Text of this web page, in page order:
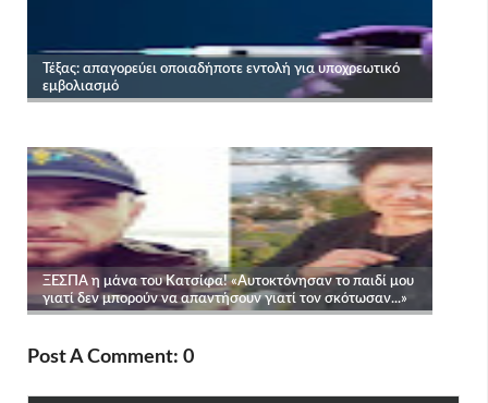
Post A Comment: 0